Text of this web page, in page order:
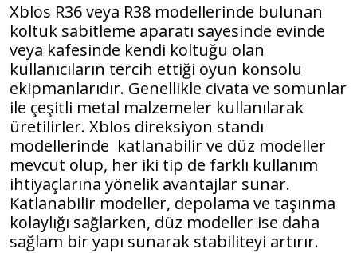
Xblos R36 veya R38 modellerinde bulunan
koltuk sabitleme aparatı sayesinde evinde
veya kafesinde kendi koltuğu olan
kullanıcıların tercih ettiği oyun konsolu
ekipmanlarıdır. Genellikle civata ve somunlar
ile çeşitli metal malzemeler kullanılarak
üretilirler. Xblos direksiyon standı
modellerinde katlanabilir ve düz modeller
mevcut olup, her iki tip de farklı kullanım
ihtiyaçlarına yönelik avantajlar sunar.
Katlanabilir modeller, depolama ve taşınma
kolaylığı sağlarken, düz modeller ise daha
sağlam bir yapı sunarak stabiliteyi artırır.